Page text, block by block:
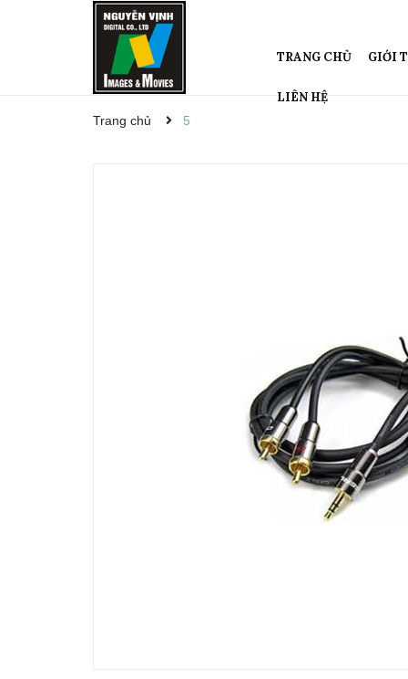
TRANG CHỦ GIỚI
LIÊN HỆ
Trang chủ 5